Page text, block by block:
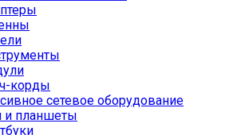
корды
сетевое оборудование
и планшеты